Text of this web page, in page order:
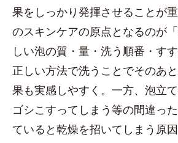
果をしっかり発揮させることが
のスキンケアの原点となるのが
しい泡の質・量・洗う順番・すす
正しい方法で洗うことでそのあ
果も実感しやすく。一方、泡立
ゴシこすってしまう等の間違っ
ていると乾燥を招いてしまう原因